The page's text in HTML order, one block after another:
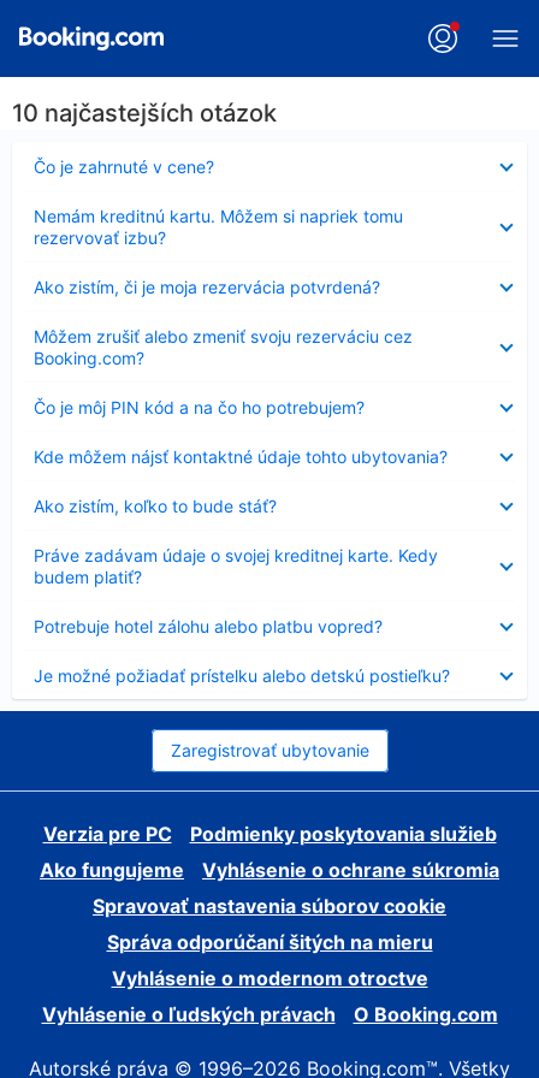
10 najčastejších otázok
Čo je zahrnuté v cene?
Nezobrazuje
sa
Nemám kreditnú kartu. Môžem si napriek tomu
rezervovať izbu?
sa
Ako zistím, či je moja rezervácia potvrdená?
sa
Môžem zrušiť alebo zmeniť svoju rezerváciu cez
Booking.com?
sa
Čo je môj PIN kód a na čo ho potrebujem?
Nezobrazuje
sa
Kde môžem nájsť kontaktné údaje tohto ubytovania?
sa
Ako zistím, koľko to bude stáť?
sa
Práve zadávam údaje o svojej kreditnej karte. Kedy
budem platiť?
sa
Potrebuje hotel zálohu alebo platbu vopred?
sa
Je možné požiadať prístelku alebo detskú postieľku?
sa
Zaregistrovať ubytovanie
Verzia pre PC
Podmienky poskytovania služieb
Ako fungujeme
Vyhlásenie o ochrane súkromia
Spravovať nastavenia súborov cookie
Správa odporúčaní šitých na mieru
Vyhlásenie o modernom otroctve
Vyhlásenie o ľudských právach
O Booking.com
Autorské práva © 1996–2026 Booking.com™. Všetky